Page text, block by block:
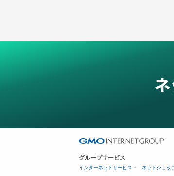
グループサービス
インターネットサービス ネットショッ